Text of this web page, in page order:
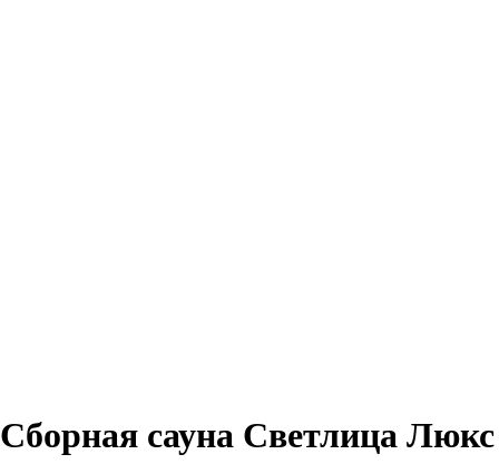
Сборная сауна Светлица Люкс